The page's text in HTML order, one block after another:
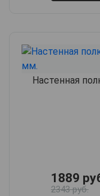
Настенная
1889
2343 руб.